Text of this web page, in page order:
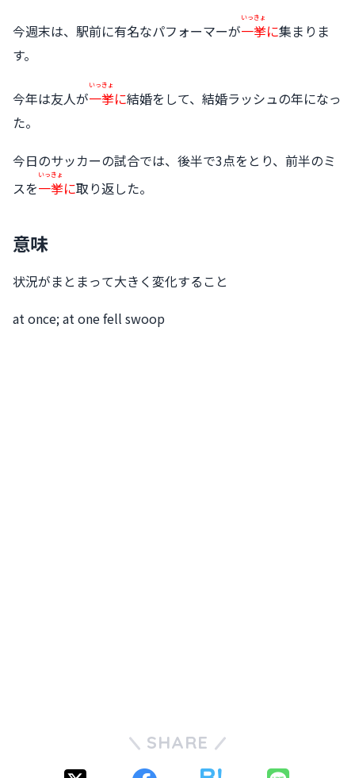
今週末は、駅前に有名なパフォーマーが一挙
いっきょ
に集まりま
す。
今年は友人が一挙
いっきょ
に結婚をして、結婚ラッシュの年になっ
た。
今日のサッカーの試合では、後半で3点をとり、前半のミ
スを一挙
いっきょ
に取り返した。
意味
状況がまとまって大きく変化すること
at once; at one fell swoop
SHARE